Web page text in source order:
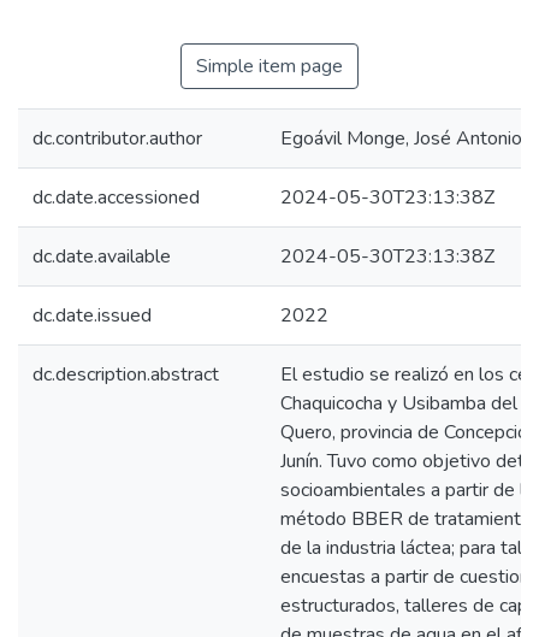
Simple item page
dc.contributor.author Egoávil Monge, José Antonio
dc.date.accessioned 2024-05-30T23:13:38Z
dc.date.available 2024-05-30T23:13:38Z
dc.date.issued 2022
dc.description.abstract
El estudio se realizó en los
Chaquicocha y Usibamba del
Quero, provincia de
Junín. Tuvo como objetivo
socioambientales a partir de
método BBER de tratamiento
de la industria láctea; para tal
encuestas a partir de
estructurados, talleres de